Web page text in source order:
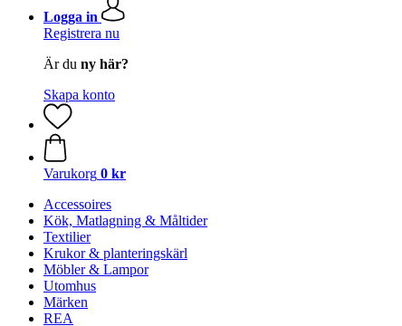
Logga in
Registrera nu
Är du ny här?
Skapa konto
Varukorg 0 kr
Accessoires
Kök, Matlagning & Måltider
Textilier
Krukor & planteringskärl
Möbler & Lampor
Utomhus
Märken
REA